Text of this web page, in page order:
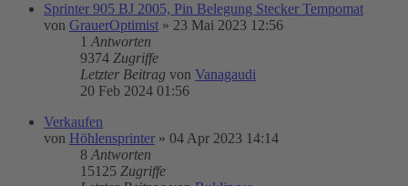
Sprinter 905 BJ 2005, Pin Belegung Stecker Tempomat
von GrauerOptimist » 23 Mai 2023 12:56
1 Antworten
9374 Zugriffe
Letzter Beitrag von Vanagaudi
20 Feb 2024 01:56
Verkaufen
von Höhlensprinter » 04 Apr 2023 14:14
8 Antworten
15125 Zugriffe